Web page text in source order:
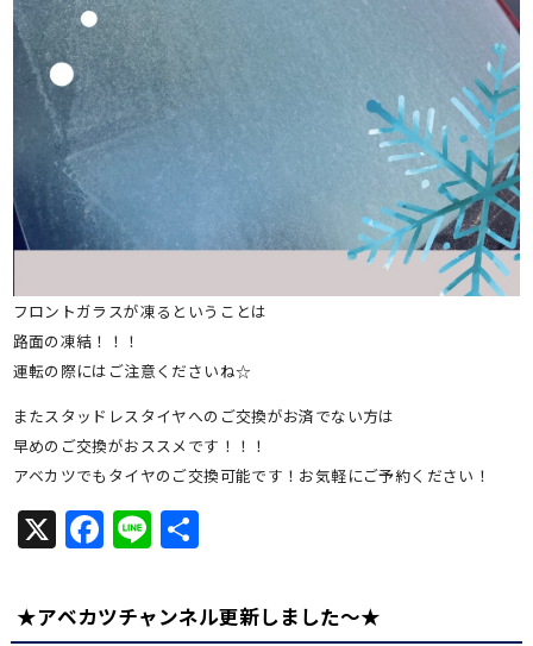
フロントガラスが凍るということは
路面の凍結！！！
運転の際にはご注意くださいね☆
またスタッドレスタイヤへのご交換がお済でない方は
早めのご交換がおススメです！！！
アベカツでもタイヤのご交換可能です！お気軽にご予約ください！
X Facebook
Line共
★アベカツチャンネル更新しました～★